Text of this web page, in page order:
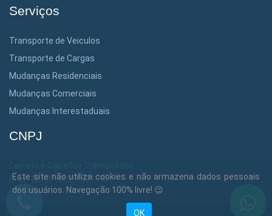
Serviços
Transporte de Veiculos
Transporte de Cargas
Mudanças Residenciais
Mudanças Comerciais
Mudanças Interestaduais
CNPJ
Cnpj: 12.381.302/0001-36
Este site não utiliza cookies e não armazena dados pessoais
dos usuários. Navegação 100% livre! 😉
OK